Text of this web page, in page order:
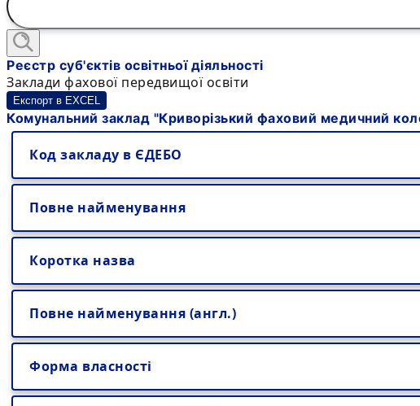
Реєстр суб'єктів освітньої діяльності
Заклади фахової передвищої освіти
Експорт в EXCEL
Комунальний заклад "Криворізький фаховий медичний
Код закладу в ЄДЕБО
Повне найменування
Коротка назва
Повне найменування (англ.)
Форма власності